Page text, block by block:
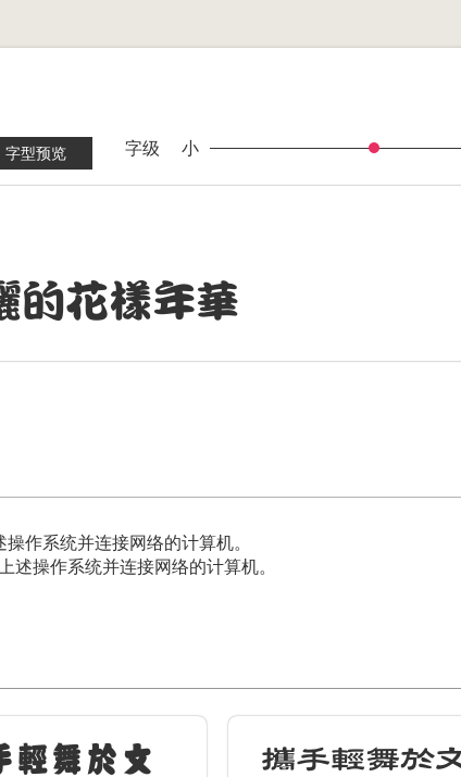
字型预览 字级 小
的花樣年華
作系统并连接网络的计算机。
操作系统并连接网络的计算机。
輕舞於文
攜手輕舞於